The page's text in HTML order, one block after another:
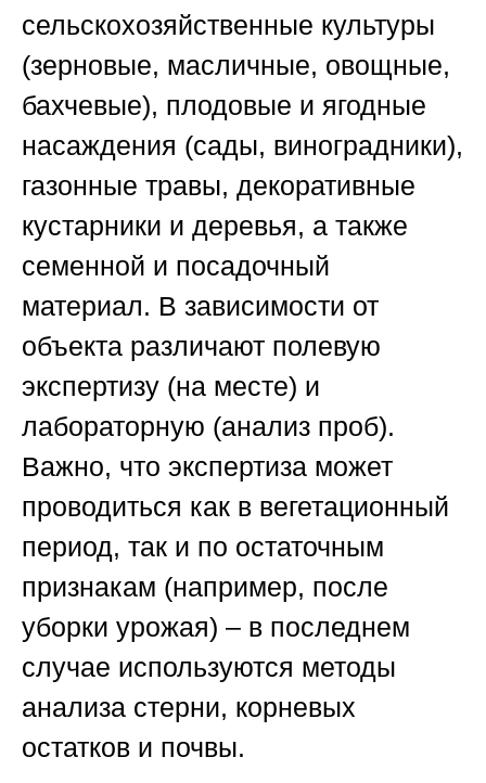
сельскохозяйственные культуры
(зерновые, масличные, овощные,
бахчевые), плодовые и ягодные
насаждения (сады, виноградники),
газонные травы, декоративные
кустарники и деревья, а также
семенной и посадочный
материал. В зависимости от
объекта различают полевую
экспертизу (на месте) и
лабораторную (анализ проб).
Важно, что экспертиза может
проводиться как в вегетационный
период, так и по остаточным
признакам (например, после
уборки урожая) – в последнем
случае используются методы
анализа стерни, корневых
остатков и почвы.